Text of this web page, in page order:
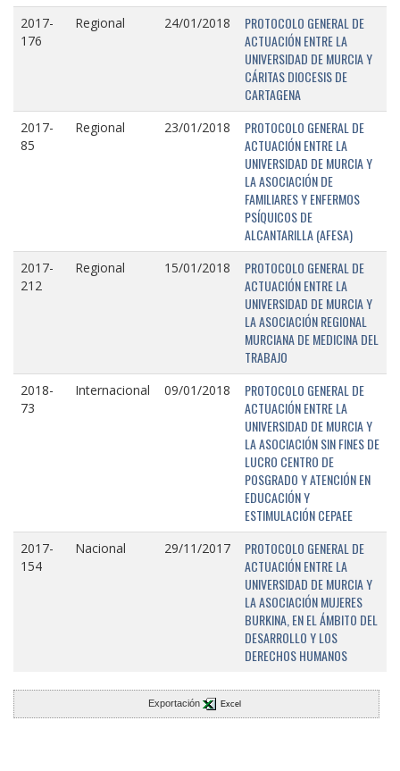
2017-
176
Regional 24/01/2018
PROTOCOLO GENERAL DE
ACTUACIÓN ENTRE LA
UNIVERSIDAD DE MURCIA Y
CÁRITAS DIOCESIS DE
CARTAGENA
2017-
85
Regional 23/01/2018
PROTOCOLO GENERAL DE
ACTUACIÓN ENTRE LA
UNIVERSIDAD DE MURCIA Y
LA ASOCIACIÓN DE
FAMILIARES Y ENFERMOS
PSÍQUICOS DE
ALCANTARILLA (AFESA)
2017-
212
Regional 15/01/2018
PROTOCOLO GENERAL DE
ACTUACIÓN ENTRE LA
UNIVERSIDAD DE MURCIA Y
LA ASOCIACIÓN REGIONAL
MURCIANA DE MEDICINA DEL
TRABAJO
2018-
73
Internacional 09/01/2018
PROTOCOLO GENERAL DE
ACTUACIÓN ENTRE LA
UNIVERSIDAD DE MURCIA Y
LA ASOCIACIÓN SIN FINES DE
LUCRO CENTRO DE
POSGRADO Y ATENCIÓN EN
EDUCACIÓN Y
ESTIMULACIÓN CEPAEE
2017-
154
Nacional 29/11/2017
PROTOCOLO GENERAL DE
ACTUACIÓN ENTRE LA
UNIVERSIDAD DE MURCIA Y
LA ASOCIACIÓN MUJERES
BURKINA, EN EL ÁMBITO DEL
DESARROLLO Y LOS
DERECHOS HUMANOS
Exportación Excel